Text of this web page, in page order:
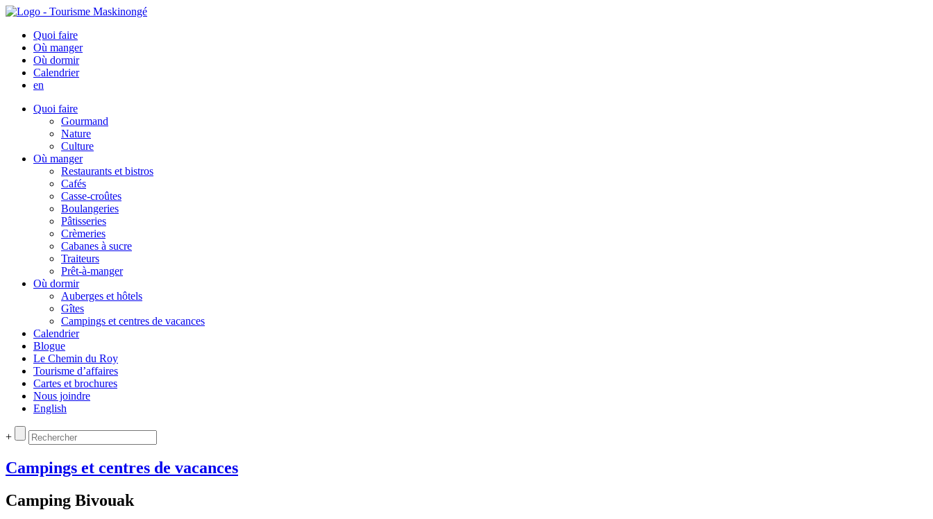
Quoi faire
Où manger
Où dormir
Calendrier
en
Quoi faire
Gourmand
Nature
Culture
Où manger
Restaurants et bistros
Cafés
Casse-croûtes
Boulangeries
Pâtisseries
Crèmeries
Cabanes à sucre
Traiteurs
Prêt-à-manger
Où dormir
Auberges et hôtels
Gîtes
Campings et centres de vacances
Calendrier
Blogue
Le Chemin du Roy
Tourisme d’affaires
Cartes et brochures
Nous joindre
English
+
Campings et centres de vacances
Camping Bivouak